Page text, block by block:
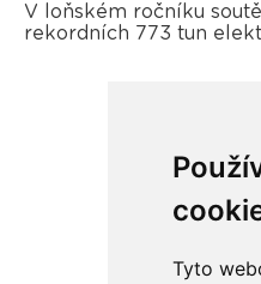
Tyto
V loňském ročníku
rekordních 773 tun